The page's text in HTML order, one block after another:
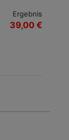
Ergebnis
39,00 €